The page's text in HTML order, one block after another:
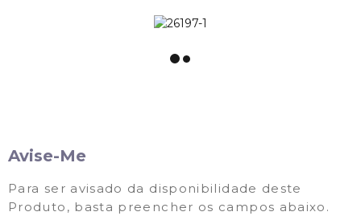
Avise-Me
Para ser avisado da disponibilidade deste
Produto, basta preencher os campos abaixo.